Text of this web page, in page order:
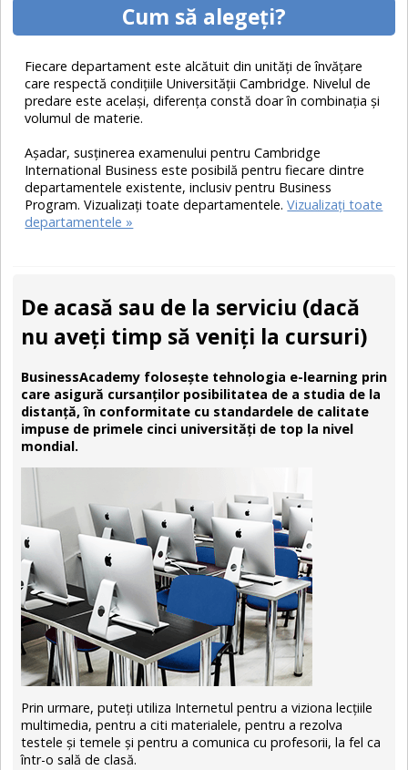
Cum să alegeți?
Fiecare departament este alcătuit din unități de învățare
care respectă condiţiile Universității Cambridge. Nivelul de
predare este acelaşi, diferenţa constă doar în combinaţia şi
volumul de materie.
Așadar, susţinerea examenului pentru Cambridge
International Business este posibilă pentru fiecare dintre
departamentele existente, inclusiv pentru Business
Program. Vizualizați toate departamentele.Vizualizați toate
departamentele »
De acasă sau de la serviciu (dacă
nu aveţi timp să veniți la cursuri)
BusinessAcademy foloseşte tehnologia e-learning prin
care asigură cursanţilor posibilitatea de a studia de la
distanţă, în conformitate cu standardele de calitate
impuse de primele cinci universităţi de top la nivel
mondial.
Prin urmare, puteți utiliza Internetul pentru a viziona lecțiile
multimedia, pentru a citi materialele, pentru a rezolva
testele şi temele și pentru a comunica cu profesorii, la fel ca
într-o sală de clasă.